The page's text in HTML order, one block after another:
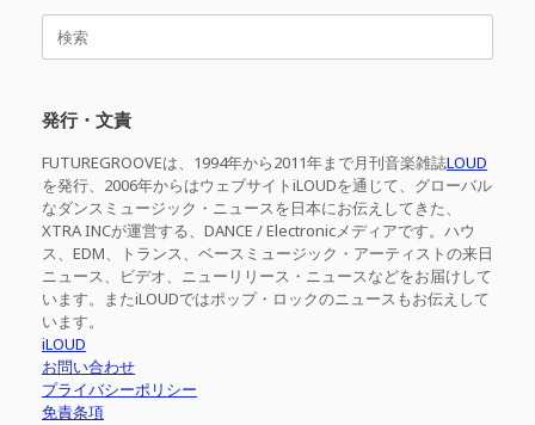
発行・文責
FUTUREGROOVEは、1994年から2011年まで月刊音楽雑誌LOUD
を発行、2006年からはウェブサイトiLOUDを通じて、グローバル
なダンスミュージック・ニュースを日本にお伝えしてきた、
XTRA INCが運営する、DANCE / Electronicメディアです。ハウ
ス、EDM、トランス、ベースミュージック・アーティストの来日
ニュース、ビデオ、ニューリリース・ニュースなどをお届けして
います。またiLOUDではポップ・ロックのニュースもお伝えして
います。
iLOUD
お問い合わせ
プライバシーポリシー
免責条項